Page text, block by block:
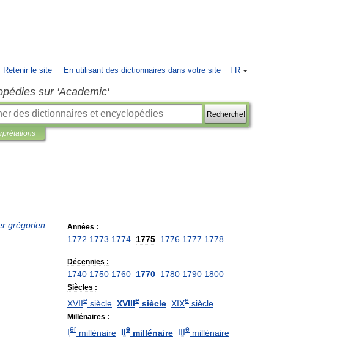
FR
Retenir le site En utilisant des dictionnaires dans votre site
sur 'Academic'
Recherche!
Années :
1772 1773 1774 1775 1776 1777 1778
Décennies :
1740 1750 1760 1770 1780 1790 1800
Siècles :
XVIIe siècle XVIIIe siècle XIXe siècle
Millénaires :
Ier millénaire IIe millénaire IIIe millénaire
grégorien